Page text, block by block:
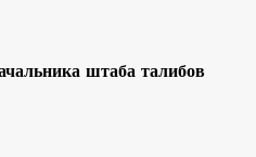
штаба талибов